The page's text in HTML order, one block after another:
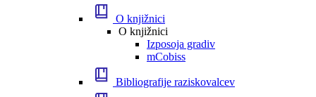
O knjižnici
O knjižnici
Izposoja gradiv
mCobiss
Bibliografije raziskovalcev